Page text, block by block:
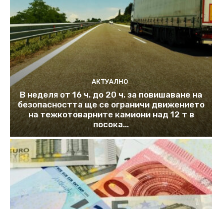
АКТУАЛНО
В неделя от 16 ч. до 20 ч. за повишаване на
безопасността ще се ограничи движението
на тежкотоварните камиони над 12 т в
посока...